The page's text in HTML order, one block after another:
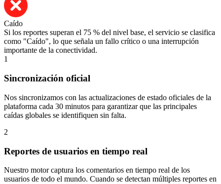
Caído
Si los reportes superan el 75 % del nivel base, el servicio se clasifica
como "Caído", lo que señala un fallo crítico o una interrupción
importante de la conectividad.
1
Sincronización oficial
Nos sincronizamos con las actualizaciones de estado oficiales de la
plataforma cada 30 minutos para garantizar que las principales
caídas globales se identifiquen sin falta.
2
Reportes de usuarios en tiempo real
Nuestro motor captura los comentarios en tiempo real de los
usuarios de todo el mundo. Cuando se detectan múltiples reportes en